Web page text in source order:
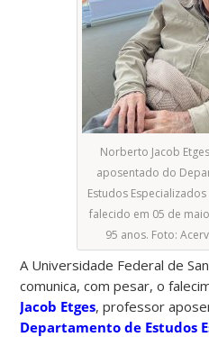
Norberto Jacob
aposentado do
Estudos
falecido em 05 de
95 anos. Foto:
A Universidade Federal de
comunica, com pesar, o
Jacob Etges, professor
Departamento de Estudos